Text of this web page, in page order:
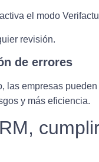
el modo
revisión.
de errores
las empresas
y más eficiencia.